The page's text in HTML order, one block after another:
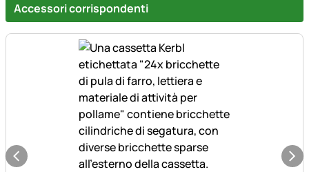
Accessori corrispondenti